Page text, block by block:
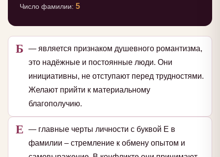
Число фамилии: 5
Б
— является признаком душевного романтизма,
это надёжные и постоянные люди. Они
инициативны, не отступают перед трудностями.
Желают прийти к материальному
благополучию.
Е
— главные черты личности с буквой Е в
фамилии – стремление к обмену опытом и